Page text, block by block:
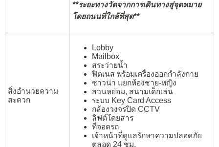
**ระยะทางวัดจากการเดินทางสู่จุดหมาย
โดยถนนที่ใกล้ที่สุด**
สิ่งอำนวยความ
สะดวก
Lobby
Mailbox
สระว่ายน้ำ
ฟิตเนส พร้อมเครื่องออกกำลังกาย
ซาวน่า แยกห้องชาย-หญิง
สวนหย่อม, สนามเด็กเล่น
ระบบ Key Card Access
กล้องวงจรปิด CCTV
ลิฟต์โดยสาร
ที่จอดรถ
เจ้าหน้าที่ดูแลรักษาความปลอดภัย
ตลอด 24 ชม.